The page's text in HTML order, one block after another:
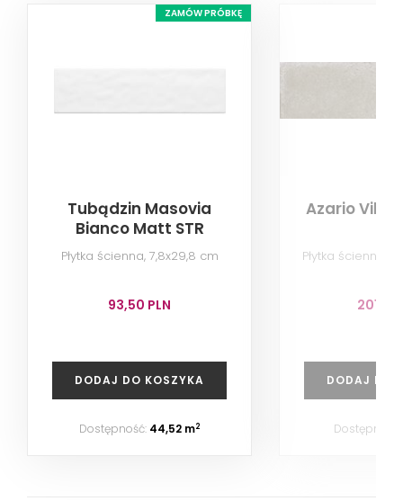
ZAMÓW PRÓBKĘ
Tubądzin Masovia
Bianco Matt STR
Płytka ścienna, 7,8x29,8 cm
93,50 PLN
DODAJ DO KOSZYKA
Dostępność: 44,52 m2
Azario
Płytka ścienna
201,60
DODAJ DO
Dostępność: